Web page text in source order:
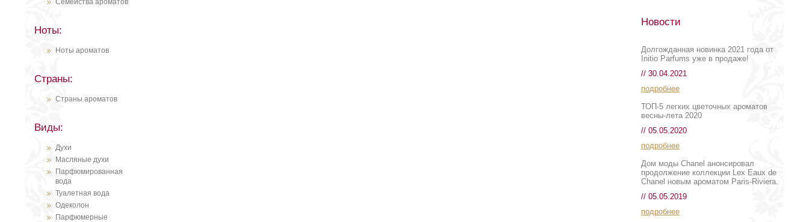
Семейства ароматов
Ноты:
Ноты ароматов
Страны:
Страны ароматов
Виды:
Духи
Масляные духи
Парфюмированная
вода
Туалетная вода
Одеколон
Парфюмерные
Новости
Долгожданная новинка 2021 года от
Initio Parfums уже в продаже!
// 30.04.2021
подробнее
ТОП-5 легких цветочных ароматов
весны-лета 2020
// 05.05.2020
подробнее
Дом моды Chanel анонсировал
продолжение коллекции Lex Eaux de
Chanel новым ароматом Paris-Riviera.
// 05.05.2019
подробнее